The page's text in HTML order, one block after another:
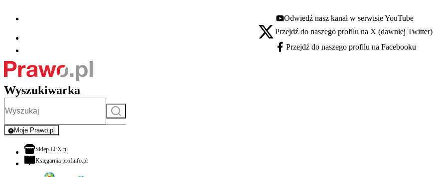
Youtube - otwiera się w nowej karcie
Odwiedź nasz kanał w serwisie YouTube
X - otwiera się w nowej karcie
Przejdź do naszego profilu na X (dawniej Twitter)
Facebook - otwiera się w nowej karcie
Przejdź do naszego profilu na Facebooku
Wyszukiwarka
Szukaj
Moje Prawo.pl
- rejestracja i logowanie do serwisu
Sklep LEX.plotwiera się w nowej karcie
Księgarnia profinfo.plotwiera się w nowej karcie